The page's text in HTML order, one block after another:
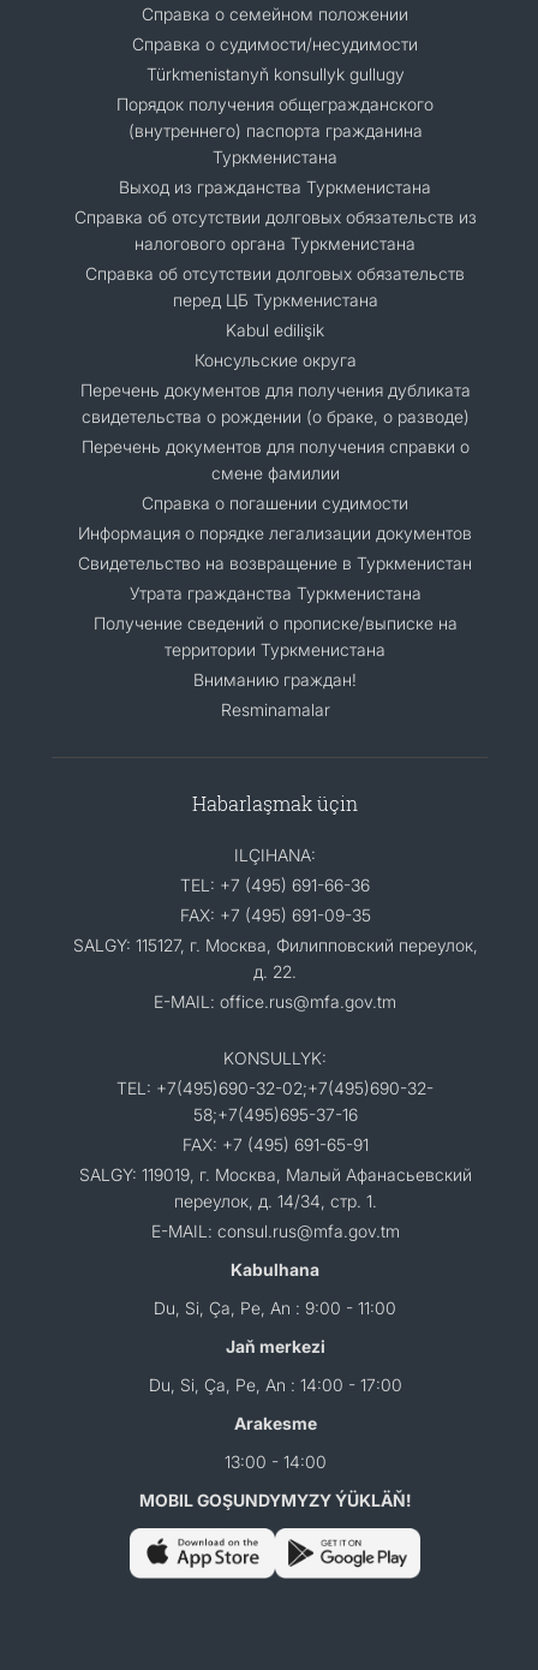
Справка о семейном положении
Справка о судимости/несудимости
Türkmenistanyň konsullyk gullugy
Порядок получения общегражданского
(внутреннего) паспорта гражданина
Туркменистана
Выход из гражданства Туркменистана
Справка об отсутствии долговых обязательств из
налогового органа Туркменистана
Справка об отсутствии долговых обязательств
перед ЦБ Туркменистана
Kabul edilişik
Консульские округа
Перечень документов для получения дубликата
свидетельства о рождении (о браке, о разводе)
Перечень документов для получения справки о
смене фамилии
Справка о погашении судимости
Информация о порядке легализации документов
Cвидетельство на возвращение в Туркменистан
Утрата гражданства Туркменистана
Получение сведений о прописке/выписке на
территории Туркменистана
Вниманию граждан!
Resminamalar
Habarlaşmak üçin
ILÇIHANA:
TEL: +7 (495) 691-66-36
FAX: +7 (495) 691-09-35
SALGY: 115127, г. Москва, Филипповский переулок,
д. 22.
E-MAIL: office.rus@mfa.gov.tm
KONSULLYK:
TEL: +7(495)690-32-02;+7(495)690-32-
58;+7(495)695-37-16
FAX: +7 (495) 691-65-91
SALGY: 119019, г. Москва, Малый Афанасьевский
переулок, д. 14/34, стр. 1.
E-MAIL: consul.rus@mfa.gov.tm
Kabulhana
Du, Si, Ça, Pe, An : 9:00 - 11:00
Jaň merkezi
Du, Si, Ça, Pe, An : 14:00 - 17:00
Arakesme
13:00 - 14:00
MOBIL GOŞUNDYMYZY ÝÜKLÄŇ!